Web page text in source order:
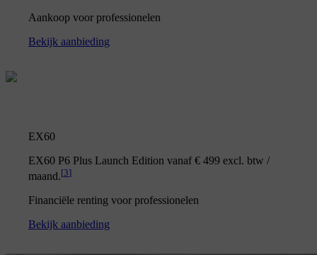
Aankoop voor professionelen
Bekijk aanbieding
EX60
EX60 P6 Plus Launch Edition vanaf € 499 excl. btw /
maand.[3]
Financiële renting voor professionelen
Bekijk aanbieding